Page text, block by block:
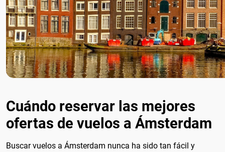
Cuándo reservar las mejores
ofertas de vuelos a Ámsterdam
Buscar vuelos a Ámsterdam nunca ha sido tan fácil y